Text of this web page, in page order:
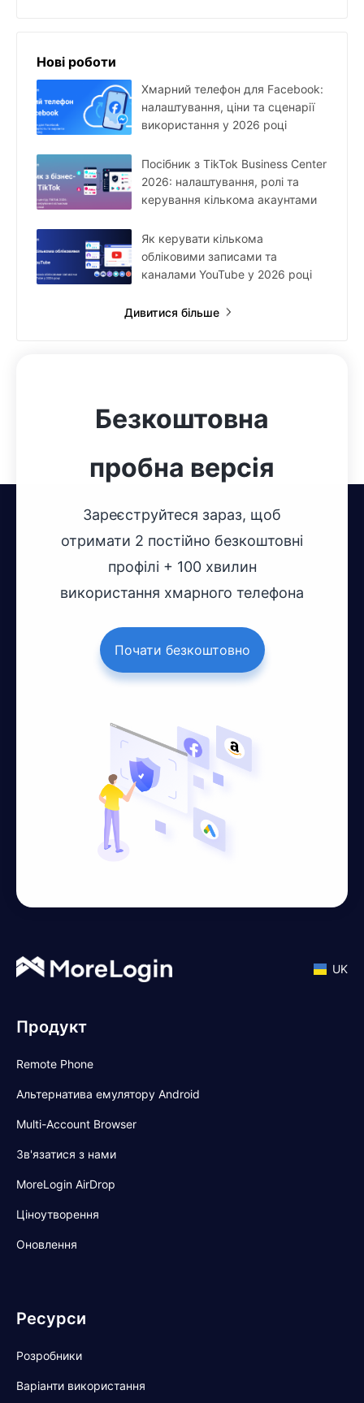
Нові роботи
Хмарний телефон для Facebook:
налаштування, ціни та сценарії
використання у 2026 році
Посібник з TikTok Business Center
2026: налаштування, ролі та
керування кількома акаунтами
Як керувати кількома
обліковими записами та
каналами YouTube у 2026 році
Дивитися більше
Безкоштовна
пробна версія
Зареєструйтеся зараз, щоб
отримати 2 постійно безкоштовні
профілі + 100 хвилин
використання хмарного телефона
Почати безкоштовно
UK
Продукт
Remote Phone
Альтернатива емулятору Android
Multi-Account Browser
Зв'язатися з нами
MoreLogin AirDrop
Ціноутворення
Оновлення
Ресурси
Розробники
Варіанти використання